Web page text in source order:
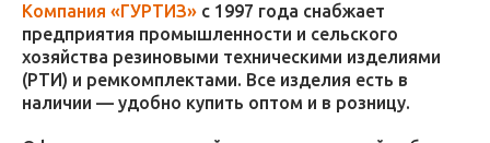
Компания «ГУРТИЗ» с 1997 года снабжает
предприятия промышленности и сельского
хозяйства резиновыми техническими изделиями
(РТИ) и ремкомплектами. Все изделия есть в
наличии — удобно купить оптом и в розницу.